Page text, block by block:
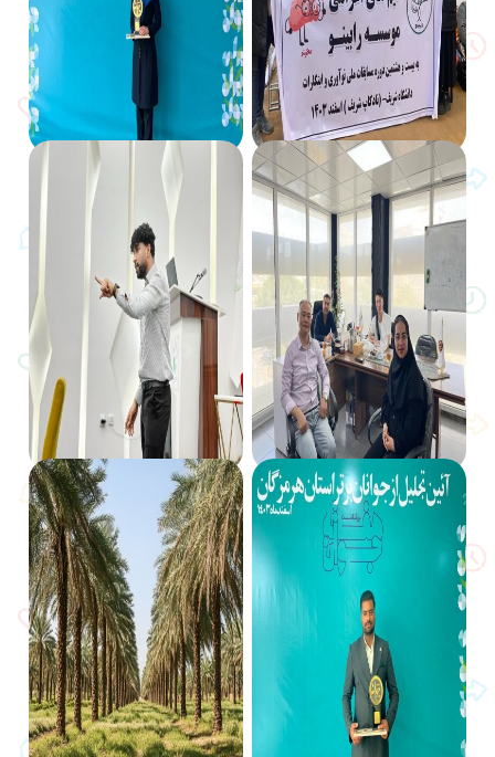
دانش آموزان موسسه رابینو هرمزگان
با کسب ۵ رتبه برتر در نادکاپ شریف
درخشیدند
2025/03/15
رضوان میردریکوند؛ کارآفرین برتر جوان
در حوزه نوآوری آموزشی با طراحی
بازیهای شناختی و فروش جهانی
2025/03/14
شرکت ای تحفه قرارداد صادراتی جدید
با شرکای آسیای شرقی امضا کرد
2025/03/14
آموزش ۳۴۰۰ هنرجو در ۴۳ دوره
آموزشی؛ جهش اشتغالزایی و رشد
کسب وکارها با محوریت تبلیغات
دیجیتال
2025/03/02